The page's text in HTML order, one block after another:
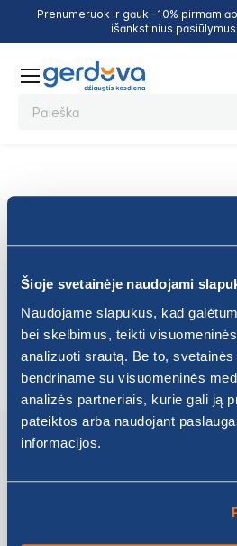
Šioje svetainėje naudojami
Naudojame slapukus, kad
bei skelbimus, teikti
analizuoti srautą. Be to,
bendriname su visuomeninės
analizės partneriais, kurie gali ją
pateiktos arba naudojant
informacijos.
Prenumeruok ir gauk -10% pirmam
išankstinius pasiūlymus!